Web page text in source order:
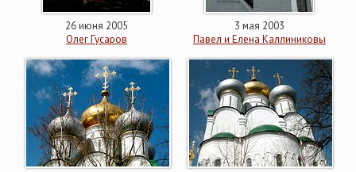
26 июня 2005
Олег Гусаров
3 мая 2003
Павел и Елена Каллиниковы